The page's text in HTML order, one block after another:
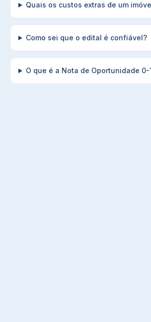
Quais os custos extras de um
Como sei que o edital é confiável?
O que é a Nota de Oportunidade 0-